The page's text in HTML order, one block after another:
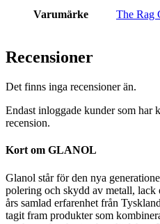
Varumärke The Rag
Recensioner
Det finns inga recensioner än.
Endast inloggade kunder som har
recension.
Kort om GLANOL
Glanol står för den nya
polering och skydd av metall,
års samlad erfarenhet från
tagit fram produkter som